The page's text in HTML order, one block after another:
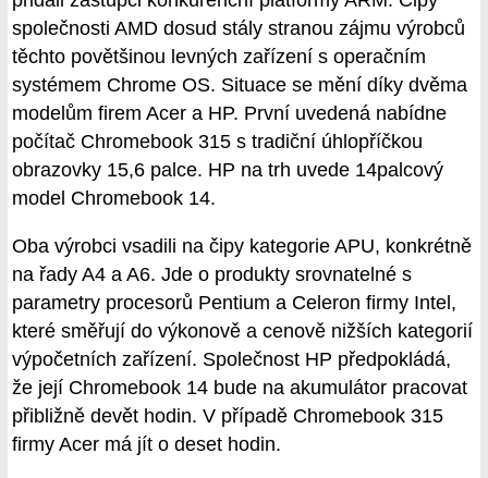
společnosti AMD dosud stály stranou zájmu výrobců
těchto povětšinou levných zařízení s operačním
systémem Chrome OS. Situace se mění díky dvěma
modelům firem Acer a HP. První uvedená nabídne
počítač Chromebook 315 s tradiční úhlopříčkou
obrazovky 15,6 palce. HP na trh uvede 14palcový
model Chromebook 14.
Oba výrobci vsadili na čipy kategorie APU, konkrétně
na řady A4 a A6. Jde o produkty srovnatelné s
parametry procesorů Pentium a Celeron firmy Intel,
které směřují do výkonově a cenově nižších kategorií
výpočetních zařízení. Společnost HP předpokládá,
že její Chromebook 14 bude na akumulátor pracovat
přibližně devět hodin. V případě Chromebook 315
firmy Acer má jít o deset hodin.